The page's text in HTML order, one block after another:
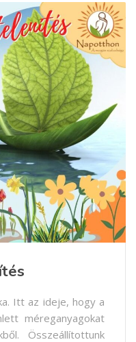
Itt az ideje, hogy a
méreganyagokat
Összeállítottunk